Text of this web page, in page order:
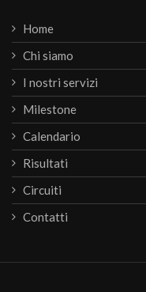
Home
Chi siamo
I nostri servizi
Milestone
Calendario
Risultati
Circuiti
Contatti